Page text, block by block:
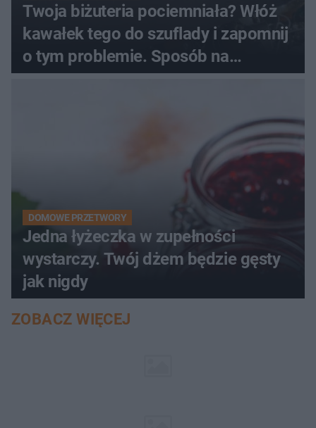
Twoja biżuteria pociemniała? Włóż
kawałek tego do szuflady i zapomnij
o tym problemie. Sposób na
pociemniałą biżuterię
DOMOWE PRZETWORY
Jedna łyżeczka w zupełności
wystarczy. Twój dżem będzie gęsty
jak nigdy
ZOBACZ WIĘCEJ